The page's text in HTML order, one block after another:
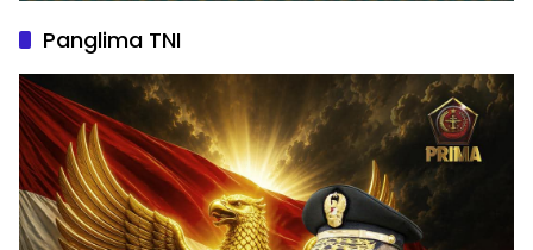
Panglima TNI